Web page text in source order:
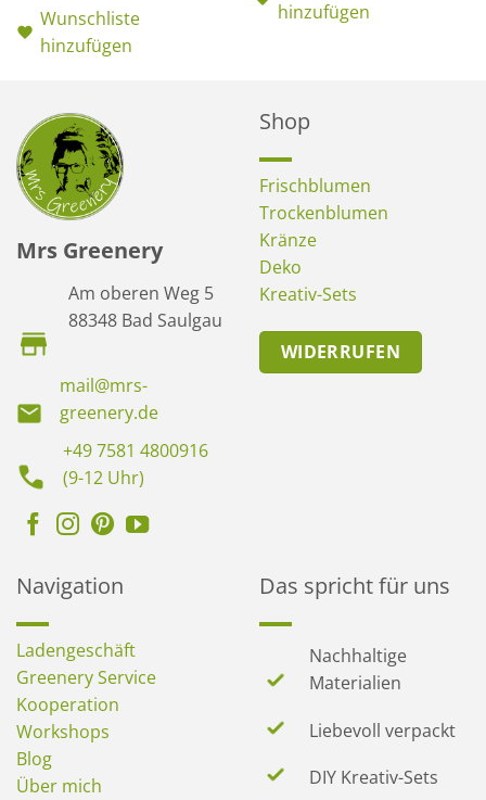
Wunschliste
hinzufügen
hinzufügen
Mrs Greenery
Am oberen Weg 5
88348 Bad Saulgau
mail@mrs-
greenery.de
+49 7581 4800916
(9-12 Uhr)
Shop
Frischblumen
Trockenblumen
Kränze
Deko
Kreativ-Sets
WIDERRUFEN
Navigation
Ladengeschäft
Greenery Service
Kooperation
Workshops
Blog
Über mich
Das spricht für uns
Nachhaltige
Materialien
Liebevoll verpackt
DIY Kreativ-Sets